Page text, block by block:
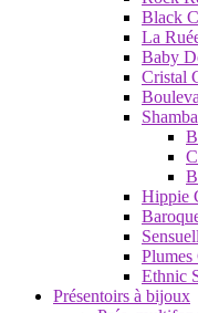
Black
La
Baby
Cristal
Hippie
Ethnic
Présentoirs à bijoux